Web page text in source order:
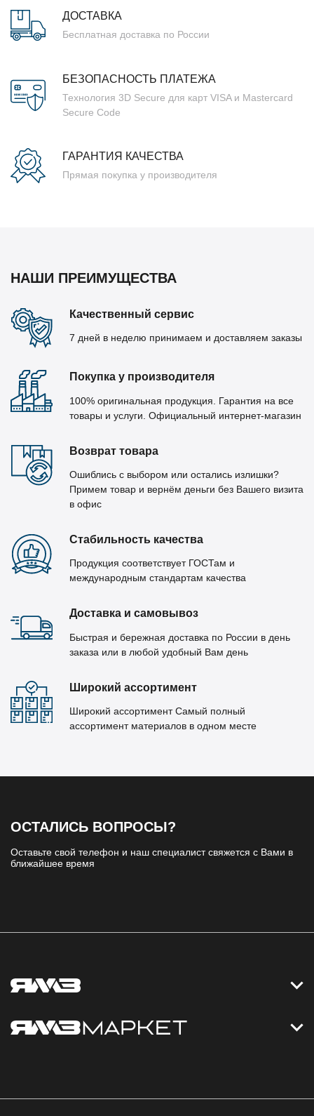
ДОСТАВКА
Бесплатная доставка по России
БЕЗОПАСНОСТЬ ПЛАТЕЖА
Технология 3D Secure для карт VISA и Mastercard
Secure Code
ГАРАНТИЯ КАЧЕСТВА
Прямая покупка у производителя
НАШИ ПРЕИМУЩЕСТВА
Качественный сервис
7 дней в неделю принимаем и доставляем заказы
Покупка у производителя
100% оригинальная продукция. Гарантия на все
товары и услуги. Официальный интернет-магазин
Возврат товара
Ошиблись с выбором или остались излишки?
Примем товар и вернём деньги без Вашего визита
в офис
Стабильность качества
Продукция соответствует ГОСТам и
международным стандартам качества
Доставка и самовывоз
Быстрая и бережная доставка по России в день
заказа или в любой удобный Вам день
Широкий ассортимент
Широкий ассортимент Самый полный
ассортимент материалов в одном месте
ОСТАЛИСЬ ВОПРОСЫ?
Оставьте свой телефон и наш специалист свяжется с Вами в
ближайшее время
Контакты